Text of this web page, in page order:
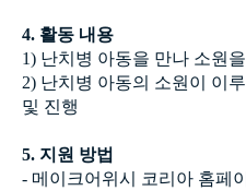
4. 활동 내용
1) 난치병 아동을 만나 소원
2) 난치병 아동의 소원이 이
및 진행
5. 지원 방법
- 메이크어위시 코리아 홈페